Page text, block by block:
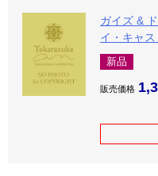
ガイズ &
イ・キャ
新品
販売価格